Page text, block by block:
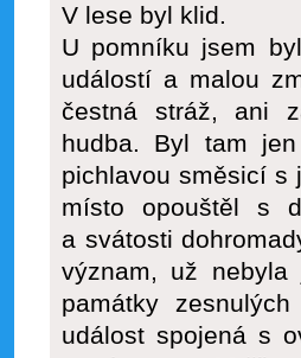
V lese byl klid.
U pomníku jsem
událostí a malou
čestná stráž, ani
hudba. Byl tam
pichlavou směsicí s
místo opouštěl s
a svátosti
význam, už
památky
událost spojená s